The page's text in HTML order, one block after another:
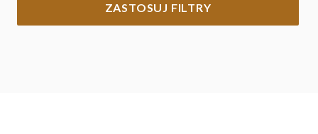
ZASTOSUJ FILTRY